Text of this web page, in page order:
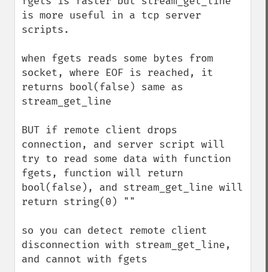
is more useful in a tcp server
scripts.
when fgets reads some bytes from
socket, where EOF is reached, it
returns bool(false) same as
stream_get_line
BUT if remote client drops
connection, and server script will
try to read some data with function
fgets, function will return
bool(false), and stream_get_line will
return string(0) ""
so you can detect remote client
disconnection with stream_get_line,
and cannot with fgets